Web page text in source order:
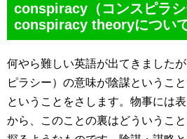
conspiracy（コンスピラ
conspiracy theoryについて
何やら難しい英語が出てきました
ピラシー）の意味が陰謀というこ
ということをさします。物事には
から、このことの裏はどういうこ